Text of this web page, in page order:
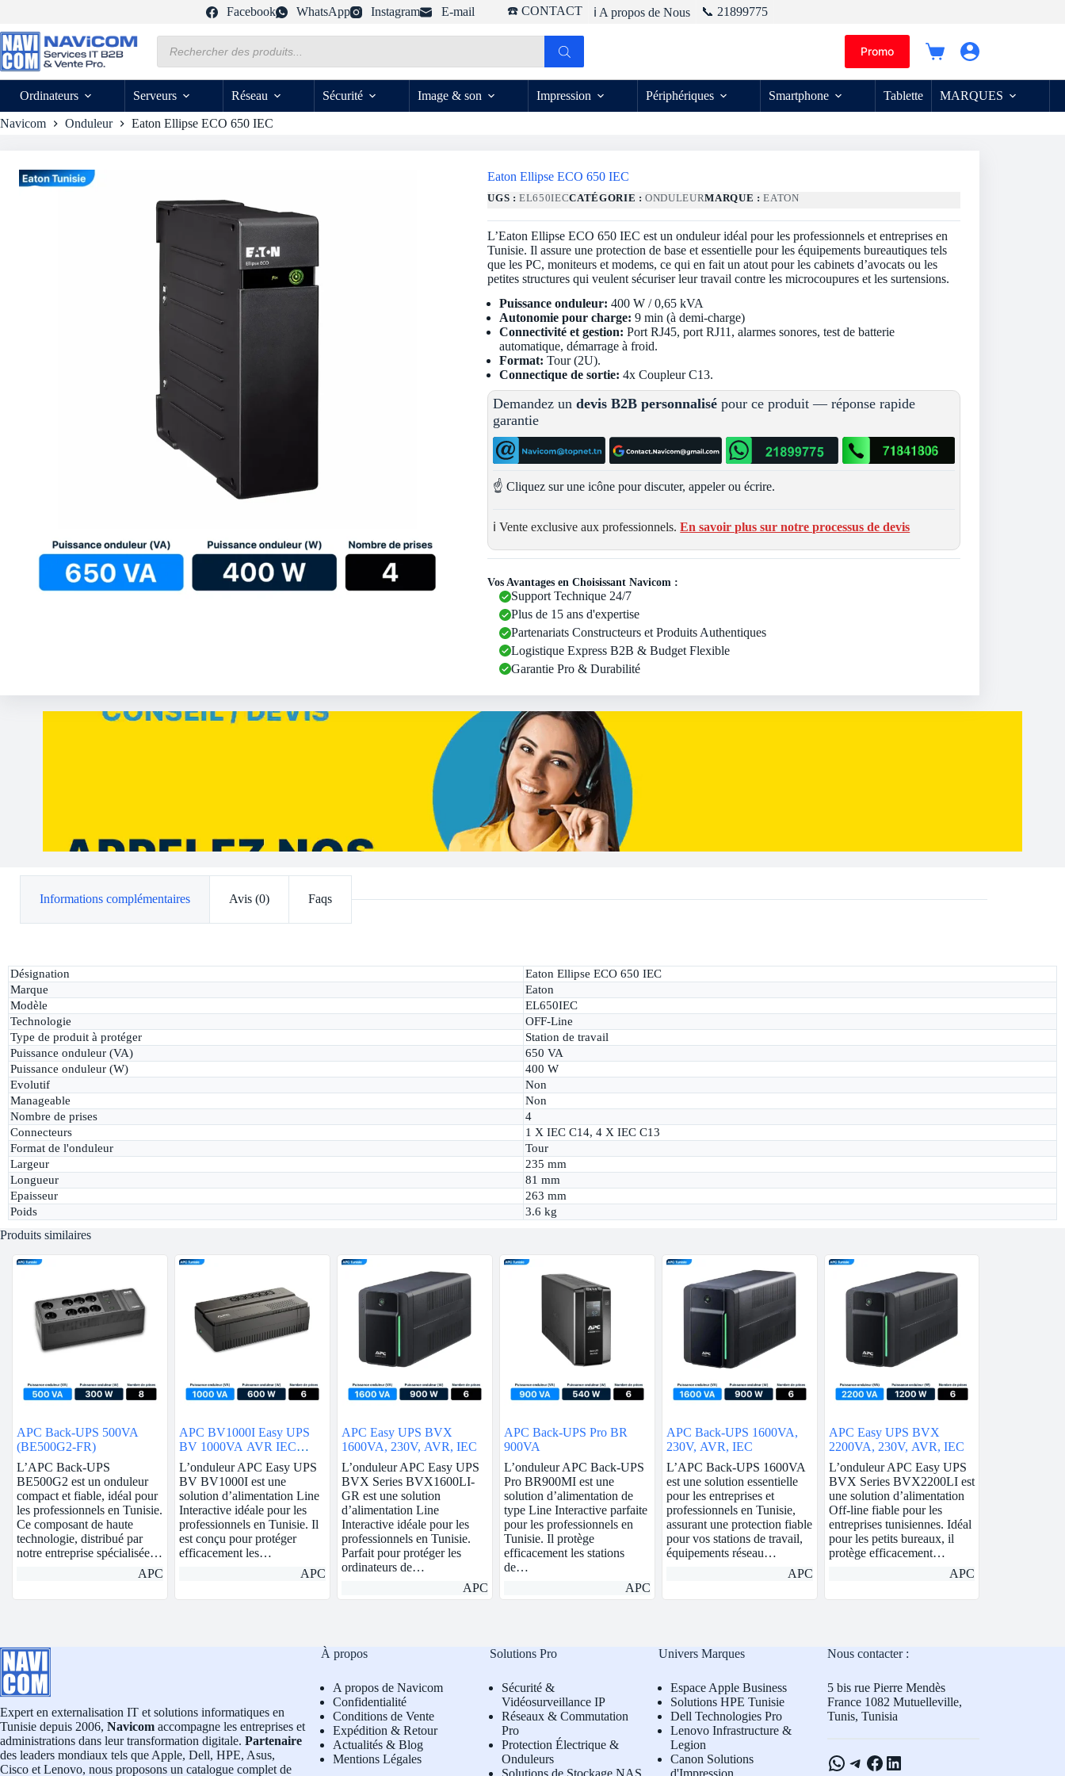
contenu
Facebook WhatsApp Instagram E-mail ☎️ CONTACT ℹ️ A propos de Nous 📞 21899775
produits
Promo
Panier
Ordinateurs
Serveurs Réseau Sécurité Image & son Impression Périphériques Smartphone Tablette MARQUES
Navicom Onduleur Eaton Ellipse ECO 650 IEC
Eaton Ellipse ECO 650 IEC
UGS :EL650IECCATÉGORIE :ONDULEURMARQUE :EATON
L’Eaton Ellipse ECO 650 IEC est un onduleur idéal pour les professionnels et entreprises en
Tunisie. Il assure une protection de base et essentielle pour les équipements bureautiques tels
que les PC, moniteurs et modems, ce qui en fait un atout pour les cabinets d’avocats ou les
petites structures qui veulent sécuriser leur travail contre les microcoupures et les surtensions.
Puissance onduleur: 400 W / 0,65 kVA
Autonomie pour charge: 9 min (à demi-charge)
Connectivité et gestion: Port RJ45, port RJ11, alarmes sonores, test de batterie
automatique, démarrage à froid.
Format: Tour (2U).
Connectique de sortie: 4x Coupleur C13.
Demandez undevis B2B personnalisé pour ce produit — réponse rapide
garantie
☝️ Cliquez sur une icône pour discuter, appeler ou écrire.
ℹ️ Vente exclusive aux professionnels.En savoir plus sur notre processus de devis
Vos Avantages en Choisissant Navicom :
Support Technique 24/7
Plus de 15 ans d'expertise
Partenariats Constructeurs et Produits Authentiques
Logistique Express B2B & Budget Flexible
Garantie Pro & Durabilité
Informations complémentaires Avis (0) Faqs
Désignation
Eaton Ellipse ECO 650 IEC
Marque
Eaton
Modèle
EL650IEC
Technologie
OFF-Line
Type de produit à protéger
Station de travail
Puissance onduleur (VA)
650 VA
Puissance onduleur (W)
400 W
Evolutif
Non
Manageable
Non
Nombre de prises
4
Connecteurs
1 X IEC C14, 4 X IEC C13
Format de l'onduleur
Tour
Largeur
235 mm
Longueur
81 mm
Epaisseur
263 mm
Poids
3.6 kg
Produits similaires
APC Back-UPS 500VA
(BE500G2-FR)
L’APC Back-UPS
BE500G2 est un onduleur
compact et fiable, idéal pour
les professionnels en Tunisie.
Ce composant de haute
technologie, distribué par
notre entreprise spécialisée…
APC
APC BV1000I Easy UPS
BV 1000VA AVR IEC
230V
L’onduleur APC Easy UPS
BV BV1000I est une
solution d’alimentation Line
Interactive idéale pour les
professionnels en Tunisie. Il
est conçu pour protéger
efficacement les…
APC
APC Easy UPS BVX
1600VA, 230V, AVR, IEC
L’onduleur APC Easy UPS
BVX Series BVX1600LI-
GR est une solution
d’alimentation Line
Interactive idéale pour les
professionnels en Tunisie.
Parfait pour protéger les
ordinateurs de…
APC
APC Back-UPS Pro BR
900VA
L’onduleur APC Back-UPS
Pro BR900MI est une
solution d’alimentation de
type Line Interactive parfaite
pour les professionnels en
Tunisie. Il protège
efficacement les stations
de…
APC
APC Back-UPS 1600VA,
230V, AVR, IEC
L’APC Back-UPS 1600VA
est une solution essentielle
pour les entreprises et
professionnels en Tunisie,
assurant une protection fiable
pour vos stations de travail,
équipements réseau…
APC
APC Easy UPS BVX
2200VA, 230V, AVR, IEC
L’onduleur APC Easy UPS
BVX Series BVX2200LI est
une solution d’alimentation
Off-line fiable pour les
entreprises tunisiennes. Idéal
pour les petits bureaux, il
protège efficacement…
APC
Expert en externalisation IT et solutions informatiques en
Tunisie depuis 2006, Navicom accompagne les entreprises et
administrations dans leur transformation digitale. Partenaire
des leaders mondiaux tels que Apple, Dell, HPE, Asus,
Cisco et Lenovo, nous proposons un catalogue complet de
À propos
A propos de Navicom
Confidentialité
Conditions de Vente
Expédition & Retour
Actualités & Blog
Mentions Légales
Solutions Pro
Sécurité &
Vidéosurveillance IP
Réseaux & Commutation
Pro
Protection Électrique &
Onduleurs
Solutions de Stockage NAS
Univers Marques
Espace Apple Business
Solutions HPE Tunisie
Dell Technologies Pro
Lenovo Infrastructure &
Legion
Canon Solutions
d'Impression
Nous contacter :
5 bis rue Pierre Mendès
France 1082 Mutuelleville,
Tunis, Tunisia
WhatsApp
Telegram
Facebook
LinkedIn